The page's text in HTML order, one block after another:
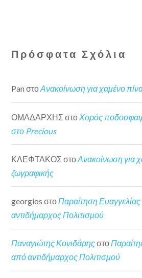
Πρόσφατα Σχόλια
Pan στοΑνακοίνωση για χαμένο
ΟΜΑΔΑΡΧΗΣ στο Χορός
στο Precious
ΚΛΕΦΤΑΚΟΣ στοΑνακοίνωση για
ζωγραφικής
georgios στοΠαραίτηση
αντιδήμαρχος Πολιτισμού
Παναγιώτης Κονιδάρηςστο
από αντιδήμαρχος Πολιτισμού